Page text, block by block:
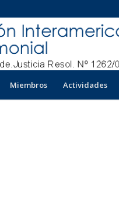
Miembros Actividades